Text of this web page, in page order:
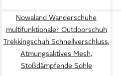
Nowaland Wanderschuhe
multifunktionaler Outdoorschuh
Trekkingschuh Schnellverschluss,
Atmungsaktives Mesh,
Stoßdämpfende Sohle